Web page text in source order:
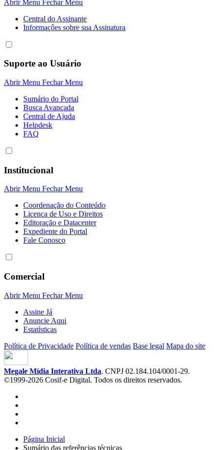
Abrir Menu Fechar Menu
Central do Assinante
Informaçôes sobre sua Assinatura
Suporte ao Usuário
Abrir Menu Fechar Menu
Sumário do Portal
Busca Avançada
Central de Ajuda
Helpdesk
FAQ
Institucional
Abrir Menu Fechar Menu
Coordenação do Conteúdo
Licença de Uso e Direitos
Editoração e Datacenter
Expediente do Portal
Fale Conosco
Comercial
Abrir Menu Fechar Menu
Assine Já
Anuncie Aqui
Estatísticas
Política de Privacidade Política de vendas Base legal Mapa do site
Megale Mídia Interativa Ltda. CNPJ 02.184.104/0001-29.
©1999-2026 Cosif-e Digital. Todos os direitos reservados.
Página Inicial
Sumário das referências técnicas